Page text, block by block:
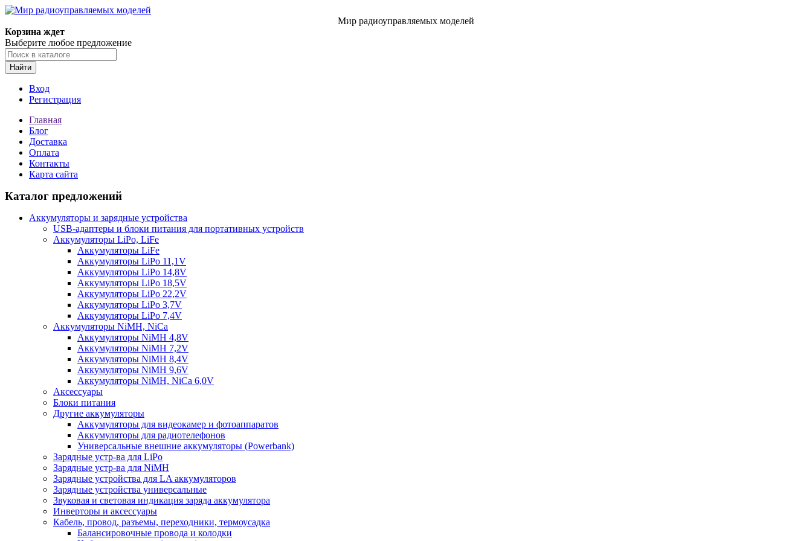
Мир радиоуправляемых моделей
Корзина ждет
Выберите любое предложение
Найти
Вход
Регистрация
Главная
Блог
Доставка
Оплата
Контакты
Карта сайта
Каталог предложений
Аккумуляторы и зарядные устройства
USB-адаптеры и блоки питания для портативных устройств
Аккумуляторы LiPo, LiFe
Аккумуляторы LiFe
Аккумуляторы LiPo 11,1V
Аккумуляторы LiPo 14,8V
Аккумуляторы LiPo 18,5V
Аккумуляторы LiPo 22,2V
Аккумуляторы LiPo 3,7V
Аккумуляторы LiPo 7,4V
Аккумуляторы NiMH, NiCa
Аккумуляторы NiMH 4,8V
Аккумуляторы NiMH 7,2V
Аккумуляторы NiMH 8,4V
Аккумуляторы NiMH 9,6V
Аккумуляторы NiMH, NiCa 6,0V
Аксессуары
Блоки питания
Другие аккумуляторы
Аккумуляторы для видеокамер и фотоаппаратов
Аккумуляторы для радиотелефонов
Универсальные внешние аккумуляторы (Powerbank)
Зарядные устр-ва для LiPo
Зарядные устр-ва для NiMH
Зарядные устройства для LA аккумуляторов
Зарядные устройства универсальные
Звуковая и световая индикация заряда аккумулятора
Инверторы и аксессуары
Кабель, провод, разъемы, переходники, термоусадка
Балансировочные провода и колодки